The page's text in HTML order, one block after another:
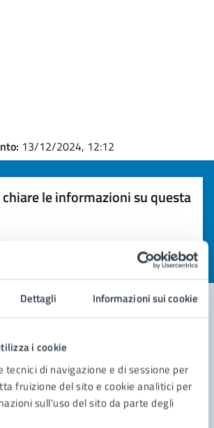
Dettagli Informazioni sui cookie
i cookie
tecnici di navigazione e di sessione per
fruizione del sito e cookie analitici per
sull'uso del sito da parte degli
13/12/2024, 12:12
le informazioni su questa
delle informazioni (da 1 a 5 stelle)
di stelle per valutare la chiarezza delle
frequenti